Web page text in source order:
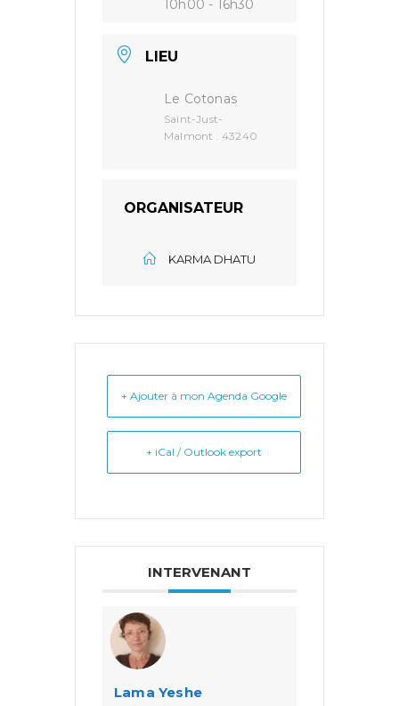
10h00 - 16h30
LIEU
Le Cotonas
Saint-Just-
Malmont . 43240
ORGANISATEUR
KARMA DHATU
+ Ajouter à mon Agenda Google
+ iCal / Outlook export
INTERVENANT
Lama Yeshe